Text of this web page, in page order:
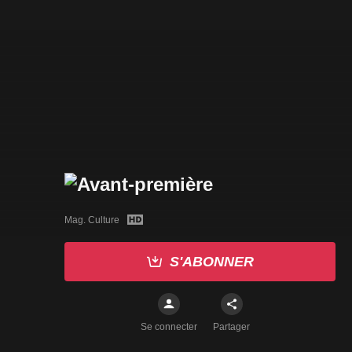
Mag. Culture
S'ABONNER
Se connecter Partager